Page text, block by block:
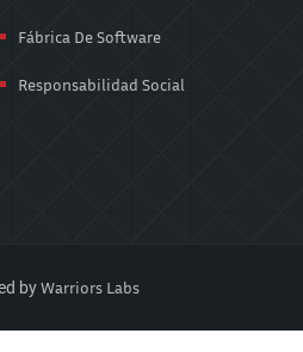
Fábrica De Software
Responsabilidad Social
byWarriors Labs